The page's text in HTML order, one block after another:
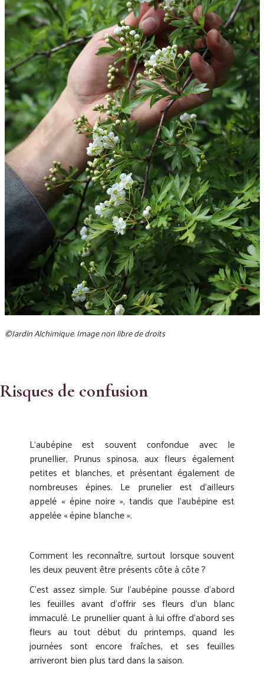
©Jardin Alchimique. Image non libre de droits
Risques de confusion
L’aubépine est souvent confondue avec le
prunellier, Prunus spinosa, aux fleurs également
petites et blanches, et présentant également de
nombreuses épines. Le prunelier est d’ailleurs
appelé « épine noire », tandis que l’aubépine est
appelée « épine blanche ».
Comment les reconnaître, surtout lorsque souvent
les deux peuvent être présents côte à côte ?
C’est assez simple. Sur l’aubépine pousse d’abord
les feuilles avant d’offrir ses fleurs d’un blanc
immaculé. Le prunellier quant à lui offre d’abord ses
fleurs au tout début du printemps, quand les
journées sont encore fraîches, et ses feuilles
arriveront bien plus tard dans la saison.